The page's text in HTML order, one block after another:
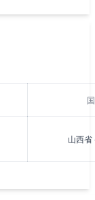
案例已覆盖汽车
互联网+AI”三大
际环境管理体系
120亩,厂房面积4
积2万平方米。东
山西省